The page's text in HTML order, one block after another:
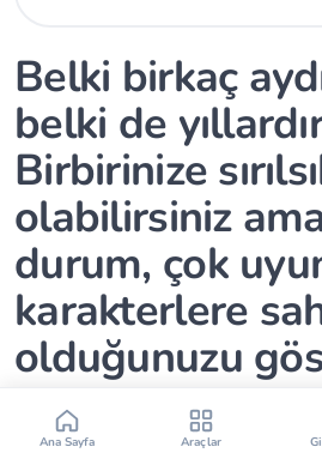
Belki birkaç
belki de
Birbirinize
olabilirsiniz
durum, çok
karakterlere
olduğunuzu
Sizler için
sorudan
Çin Takvimi
Bebek Burcu
Vücut Kitle Endeksi
Yumurtlama Hesaplama
Ana Sayfa Araçlar